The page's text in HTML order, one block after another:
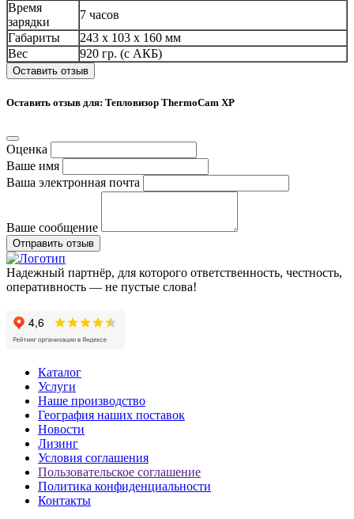
Время
зарядки
7 часов
Габариты
243 x 103 x 160 мм
Вес
920 гр. (с АКБ)
Оставить отзыв
Оставить отзыв для: Тепловизор ThermoCam XP
Оценка
Ваше имя
Ваша электронная почта
Ваше сообщение
Отправить отзыв
Надежный партнёр, для которого ответственность, честность,
оперативность — не пустые слова!
Каталог
Услуги
Наше производство
География наших поставок
Новости
Лизинг
Условия соглашения
Пользовательское соглашение
Политика конфиденциальности
Контакты